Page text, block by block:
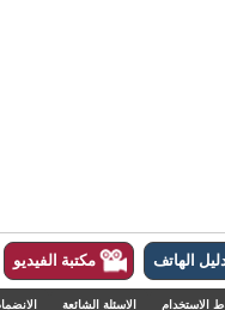
الهاتف مكتبة الفيديو
الاسئلة الشائعة